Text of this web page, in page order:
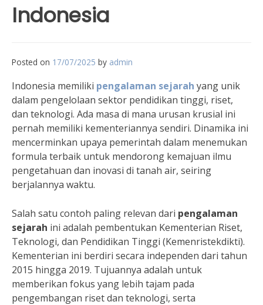
Indonesia
Posted on 17/07/2025 by admin
Indonesia memiliki pengalaman sejarah yang unik
dalam pengelolaan sektor pendidikan tinggi, riset,
dan teknologi. Ada masa di mana urusan krusial ini
pernah memiliki kementeriannya sendiri. Dinamika ini
mencerminkan upaya pemerintah dalam menemukan
formula terbaik untuk mendorong kemajuan ilmu
pengetahuan dan inovasi di tanah air, seiring
berjalannya waktu.
Salah satu contoh paling relevan dari pengalaman
sejarah ini adalah pembentukan Kementerian Riset,
Teknologi, dan Pendidikan Tinggi (Kemenristekdikti).
Kementerian ini berdiri secara independen dari tahun
2015 hingga 2019. Tujuannya adalah untuk
memberikan fokus yang lebih tajam pada
pengembangan riset dan teknologi, serta